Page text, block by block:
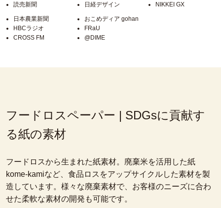
読売新聞
日経デザイン
NIKKEI GX
日本農業新聞
HBCラジオ
CROSS FM
おこめディア gohan
FRaU
@DIME
フードロスペーパー | SDGsに貢献す
る紙の素材
フードロスから生まれた紙素材。廃棄米を活用した紙
kome-kamiなど、食品ロスをアップサイクルした素材を製
造しています。様々な廃棄素材で、お客様のニーズに合わ
せた柔軟な素材の開発も可能です。